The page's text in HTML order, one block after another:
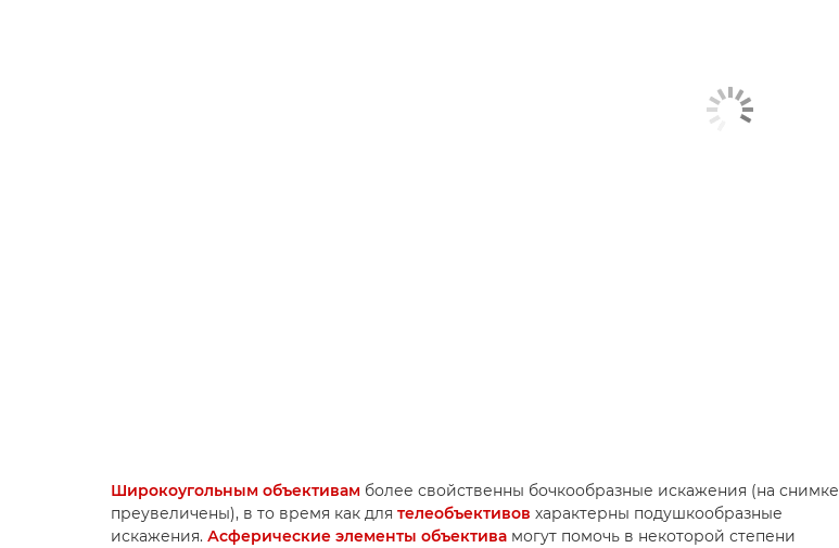
Широкоугольным объективам более свойственны бочкообразные искажения (на снимке
преувеличены), в то время как для телеобъективов характерны подушкообразные
искажения. Асферические элементы объектива могут помочь в некоторой степени